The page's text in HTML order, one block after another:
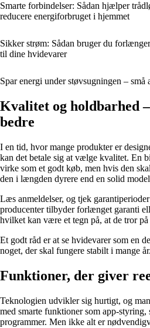
Smarte forbindelser: Sådan hjælper
reducere energiforbruget i hjemmet
Sikker strøm: Sådan bruger du
til dine hvidevarer
Spar energi under støvsugningen –
Kvalitet og holdbarhed
bedre
I en tid, hvor mange produkter er
kan det betale sig at vælge kvalitet. En
virke som et godt køb, men hvis den
den i længden dyrere end en solid
Læs anmeldelser, og tjek
producenter tilbyder forlænget garanti
hvilket kan være et tegn på, at de tror
Et godt råd er at se hvidevarer som en
noget, der skal fungere stabilt i mange år.
Funktioner, der giver
Teknologien udvikler sig hurtigt, og
med smarte funktioner som app-styring,
programmer. Men ikke alt er